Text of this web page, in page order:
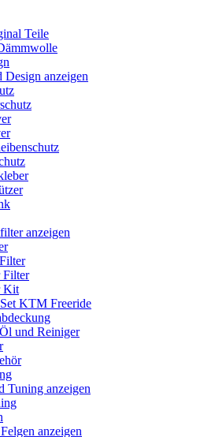
Teile
Design anzeigen
anzeigen
Filter
Kit
KTM Freeride
und Reiniger
Tuning anzeigen
anzeigen